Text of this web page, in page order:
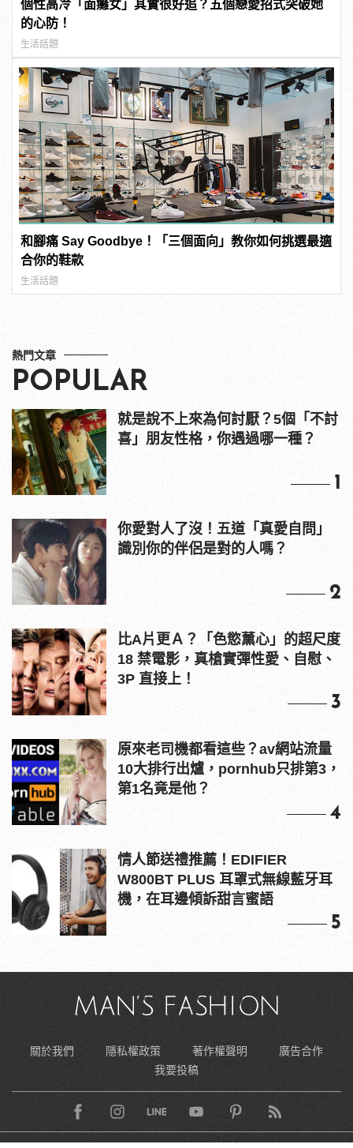
個性高冷「面癱女」其實很好追？五個戀愛招式突破她
的心防！
生活話題
和腳痛 Say Goodbye！「三個面向」教你如何挑選最適
合你的鞋款
生活話題
熱門文章
POPULAR
就是說不上來為何討厭？5個「不討
喜」朋友性格，你遇過哪一種？
1
你愛對人了沒！五道「真愛自問」
識別你的伴侶是對的人嗎？
2
比A片更Ａ？「色慾薰心」的超尺度
18 禁電影，真槍實彈性愛、自慰、
3P 直接上！
3
原來老司機都看這些？av網站流量
10大排行出爐，pornhub只排第3，
第1名竟是他？
4
情人節送禮推薦！EDIFIER
W800BT PLUS 耳罩式無線藍牙耳
機，在耳邊傾訴甜言蜜語
5
關於我們 隱私權政策 著作權聲明
廣告合作
我要投稿